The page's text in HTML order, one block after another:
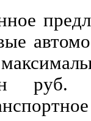
руб.